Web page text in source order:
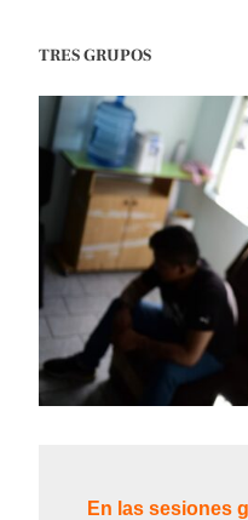
TRES GRUPOS
En las sesiones